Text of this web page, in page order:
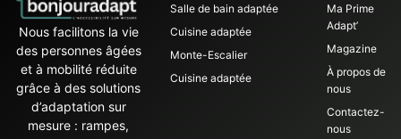
Nous facilitons la vie
des personnes âgées
et à mobilité réduite
grâce à des solutions
d’adaptation sur
mesure : rampes,
Salle de bain adaptée
Cuisine adaptée
Monte-Escalier
Cuisine adaptée
Ma Prime
Adapt’
Magazine
À propos de
nous
Contactez-
nous